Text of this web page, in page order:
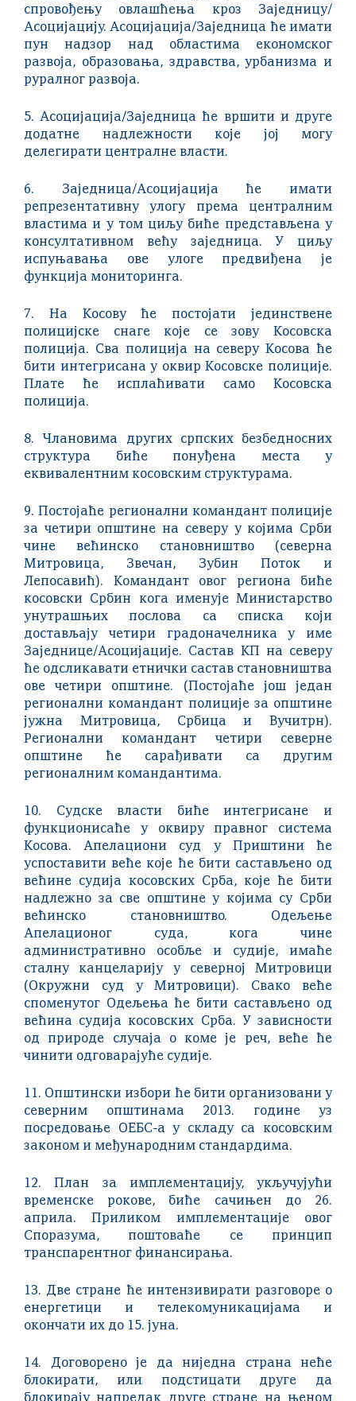
спровођењу овлашћења кроз Заједницу/
Асоцијацију. Асоцијација/Заједница ће имати
пун надзор над областима економског
развоја, образовања, здравства, урбанизма и
руралног развоја.
5. Асоцијација/Заједница ће вршити и друге
додатне надлежности које јој могу
делегирати централне власти.
6. Заједница/Асоцијација ће имати
репрезентативну улогу према централним
властима и у том циљу биће представљена у
консултативном већу заједница. У циљу
испуњавања ове улоге предвиђена је
функција мониторинга.
7. На Косову ће постојати јединствене
полицијске снаге које се зову Косовска
полиција. Сва полиција на северу Косова ће
бити интегрисана у оквир Косовске полиције.
Плате ће исплаћивати само Косовска
полиција.
8. Члановима других српских безбедносних
структура биће понуђена места у
еквивалентним косовским структурама.
9. Постојаће регионални командант полиције
за четири општине на северу у којима Срби
чине већинско становништво (северна
Митровица, Звечан, Зубин Поток и
Лепосавић). Командант овог региона биће
косовски Србин кога именује Министарство
унутрашњих послова са списка који
достављају четири градоначелника у име
Заједнице/Асоцијације. Састав КП на северу
ће одсликавати етнички састав становништва
ове четири општине. (Постојаће још један
регионални командант полиције за општине
јужна Митровица, Србица и Вучитрн).
Регионални командант четири северне
општине ће сарађивати са другим
регионалним командантима.
10. Судске власти биће интегрисане и
функционисаће у оквиру правног система
Косова. Апелациони суд у Приштини ће
успоставити веће које ће бити састављено од
већине судија косовских Срба, које ће бити
надлежно за све општине у којима су Срби
већинско становништво. Одељење
Апелационог суда, кога чине
административно особље и судије, имаће
сталну канцеларију у северној Митровици
(Окружни суд у Митровици). Свако веће
споменутог Одељења ће бити састављено од
већина судија косовских Срба. У зависности
од природе случаја о коме је реч, веће ће
чинити одговарајуће судије.
11. Општински избори ће бити организовани у
северним општинама 2013. године уз
посредовање ОЕБС-а у складу са косовским
законом и међународним стандардима.
12. План за имплементацију, укључујући
временске рокове, биће сачињен до 26.
априла. Приликом имплементације овог
Споразума, поштоваће се принцип
транспарентног финансирања.
13. Две стране ће интензивирати разговоре о
енергетици и телекомуникацијама и
окончати их до 15. јуна.
14. Договорено је да ниједна страна неће
блокирати, или подстицати друге да